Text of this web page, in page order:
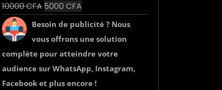
Note
1.00
sur
5
10000CFA Le
prix
initial
était :
10000 CFA.
5000CFA
prix
actuel
est :
5000 CFA.
Besoin de publicité ? Nous
vous offrons une solution
complète pour atteindre votre
audience sur WhatsApp, Instagram,
Facebook et plus encore !